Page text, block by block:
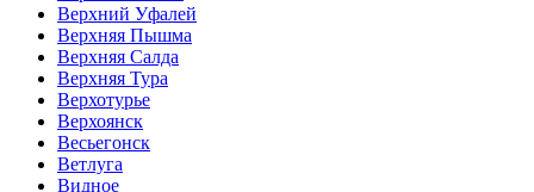
Верхний Уфалей
Верхняя Пышма
Верхняя Салда
Верхняя Тура
Верхотурье
Верхоянск
Весьегонск
Ветлуга
Видное